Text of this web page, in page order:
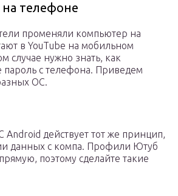
телефоне
променяли компьютер на
в YouTube на мобильном
случае нужно знать, как
пароль с телефона. Приведем
ОС.
Android действует тот же принцип,
данных с компа. Профили Ютуб
поэтому сделайте такие